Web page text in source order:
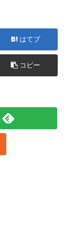
はてブ
コピー